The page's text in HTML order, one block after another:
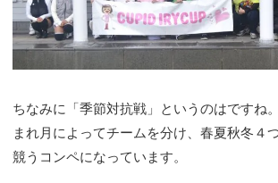
ちなみに「季節対抗戦」というのはですね
まれ月によってチームを分け、春夏秋冬４
競うコンペになっています。